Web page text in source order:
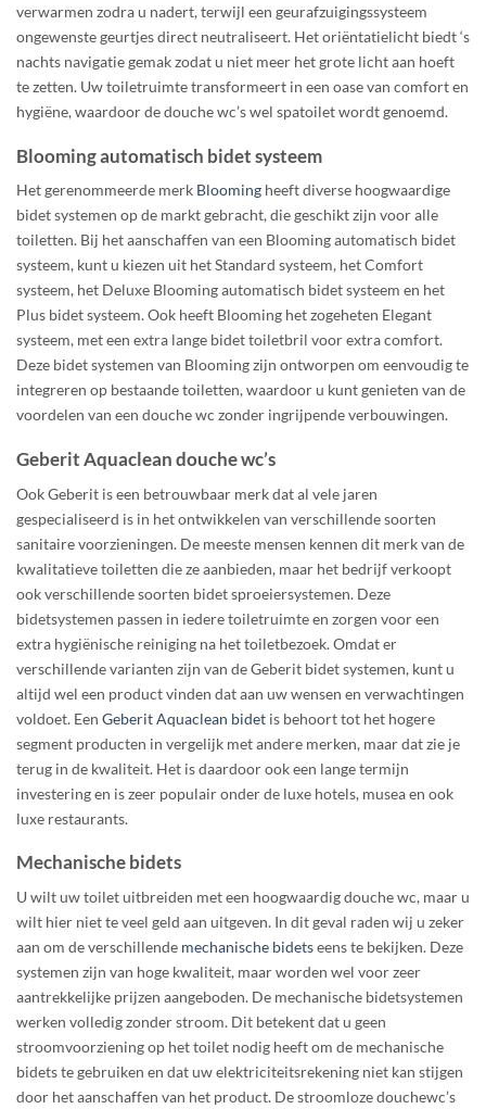
verwarmen zodra u nadert, terwijl een geurafzuigingssysteem
ongewenste geurtjes direct neutraliseert. Het oriëntatielicht biedt ‘s
nachts navigatie gemak zodat u niet meer het grote licht aan hoeft
te zetten. Uw toiletruimte transformeert in een oase van comfort en
hygiëne, waardoor de douche wc’s wel spatoilet wordt genoemd.
Blooming automatisch bidet systeem
Het gerenommeerde merk Blooming heeft diverse hoogwaardige
bidet systemen op de markt gebracht, die geschikt zijn voor alle
toiletten. Bij het aanschaffen van een Blooming automatisch bidet
systeem, kunt u kiezen uit het Standard systeem, het Comfort
systeem, het Deluxe Blooming automatisch bidet systeem en het
Plus bidet systeem. Ook heeft Blooming het zogeheten Elegant
systeem, met een extra lange bidet toiletbril voor extra comfort.
Deze bidet systemen van Blooming zijn ontworpen om eenvoudig te
integreren op bestaande toiletten, waardoor u kunt genieten van de
voordelen van een douche wc zonder ingrijpende verbouwingen.
Geberit Aquaclean douche wc’s
Ook Geberit is een betrouwbaar merk dat al vele jaren
gespecialiseerd is in het ontwikkelen van verschillende soorten
sanitaire voorzieningen. De meeste mensen kennen dit merk van de
kwalitatieve toiletten die ze aanbieden, maar het bedrijf verkoopt
ook verschillende soorten bidet sproeiersystemen. Deze
bidetsystemen passen in iedere toiletruimte en zorgen voor een
extra hygiënische reiniging na het toiletbezoek. Omdat er
verschillende varianten zijn van de Geberit bidet systemen, kunt u
altijd wel een product vinden dat aan uw wensen en verwachtingen
voldoet. Een Geberit Aquaclean bidet is behoort tot het hogere
segment producten in vergelijk met andere merken, maar dat zie je
terug in de kwaliteit. Het is daardoor ook een lange termijn
investering en is zeer populair onder de luxe hotels, musea en ook
luxe restaurants.
Mechanische bidets
U wilt uw toilet uitbreiden met een hoogwaardig douche wc, maar u
wilt hier niet te veel geld aan uitgeven. In dit geval raden wij u zeker
aan om de verschillende mechanische bidetseens te bekijken. Deze
systemen zijn van hoge kwaliteit, maar worden wel voor zeer
aantrekkelijke prijzen aangeboden. De mechanische bidetsystemen
werken volledig zonder stroom. Dit betekent dat u geen
stroomvoorziening op het toilet nodig heeft om de mechanische
bidets te gebruiken en dat uw elektriciteitsrekening niet kan stijgen
door het aanschaffen van het product. De stroomloze douchewc’s